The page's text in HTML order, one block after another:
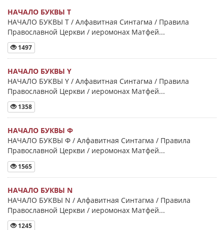
НАЧАЛО БУКВЫ Τ
НАЧАЛО БУКВЫ Τ / Алфавитная Синтагма / Правила
Православной Церкви / иеромонах Матфей...
1497
НАЧАЛО БУКВЫ Y
НАЧАЛО БУКВЫ Y / Алфавитная Синтагма / Правила
Православной Церкви / иеромонах Матфей...
1358
НАЧАЛО БУКВЫ Φ
НАЧАЛО БУКВЫ Φ / Алфавитная Синтагма / Правила
Православной Церкви / иеромонах Матфей...
1565
НАЧАЛО БУКВЫ Ν
НАЧАЛО БУКВЫ Ν / Алфавитная Синтагма / Правила
Православной Церкви / иеромонах Матфей...
1245